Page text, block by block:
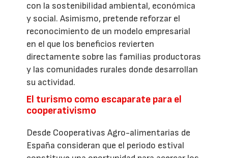
con la sostenibilidad ambiental, económica
y social. Asimismo, pretende reforzar el
reconocimiento de un modelo empresarial
en el que los beneficios revierten
directamente sobre las familias productoras
y las comunidades rurales donde desarrollan
su actividad.
El turismo como escaparate para el
cooperativismo
Desde Cooperativas Agro-alimentarias de
España consideran que el periodo estival